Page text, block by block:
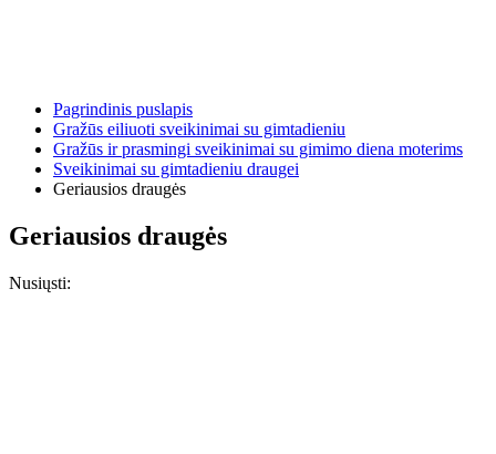
Pagrindinis puslapis
Gražūs eiliuoti sveikinimai su gimtadieniu
Gražūs ir prasmingi sveikinimai su gimimo diena moterims
Sveikinimai su gimtadieniu draugei
Geriausios draugės
Geriausios draugės
Nusiųsti: